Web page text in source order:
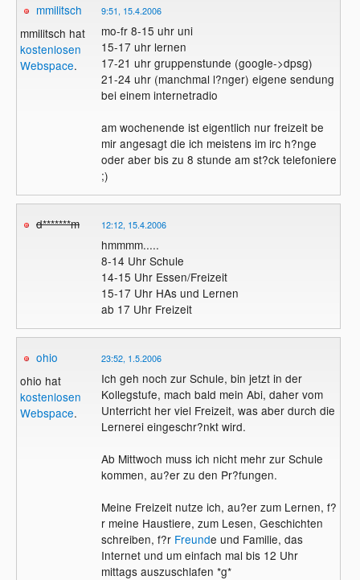
mmilitsch
mmilitsch hat
kostenlosen
Webspace.
9:51, 15.4.2006
mo-fr 8-15 uhr uni
15-17 uhr lernen
17-21 uhr gruppenstunde (google->dpsg)
21-24 uhr (manchmal l?nger) eigene sendung
bei einem internetradio
am wochenende ist eigentlich nur freizeit be
mir angesagt die ich meistens im irc h?nge
oder aber bis zu 8 stunde am st?ck telefoniere
;)
d*******m 12:12, 15.4.2006
hmmmm.....
8-14 Uhr Schule
14-15 Uhr Essen/Freizeit
15-17 Uhr HAs und Lernen
ab 17 Uhr Freizeit
ohio
ohio hat
kostenlosen
Webspace.
23:52, 1.5.2006
Ich geh noch zur Schule, bin jetzt in der
Kollegstufe, mach bald mein Abi, daher vom
Unterricht her viel Freizeit, was aber durch die
Lernerei eingeschr?nkt wird.
Ab Mittwoch muss ich nicht mehr zur Schule
kommen, au?er zu den Pr?fungen.
Meine Freizeit nutze ich, au?er zum Lernen, f?
r meine Haustiere, zum Lesen, Geschichten
schreiben, f?r Freunde und Familie, das
Internet und um einfach mal bis 12 Uhr
mittags auszuschlafen *g*